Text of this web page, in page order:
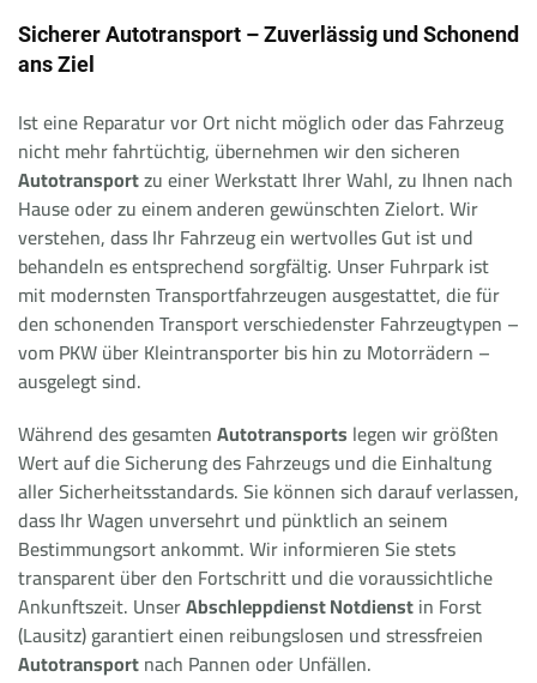
Sicherer Autotransport – Zuverlässig und Schonend
ans Ziel
Ist eine Reparatur vor Ort nicht möglich oder das Fahrzeug
nicht mehr fahrtüchtig, übernehmen wir den sicheren
Autotransportzu einer Werkstatt Ihrer Wahl, zu Ihnen nach
Hause oder zu einem anderen gewünschten Zielort. Wir
verstehen, dass Ihr Fahrzeug ein wertvolles Gut ist und
behandeln es entsprechend sorgfältig. Unser Fuhrpark ist
mit modernsten Transportfahrzeugen ausgestattet, die für
den schonenden Transport verschiedenster Fahrzeugtypen –
vom PKW über Kleintransporter bis hin zu Motorrädern –
ausgelegt sind.
Während des gesamtenAutotransports legen wir größten
Wert auf die Sicherung des Fahrzeugs und die Einhaltung
aller Sicherheitsstandards. Sie können sich darauf verlassen,
dass Ihr Wagen unversehrt und pünktlich an seinem
Bestimmungsort ankommt. Wir informieren Sie stets
transparent über den Fortschritt und die voraussichtliche
Ankunftszeit. UnserAbschleppdienst Notdienstin Forst
(Lausitz) garantiert einen reibungslosen und stressfreien
Autotransportnach Pannen oder Unfällen.